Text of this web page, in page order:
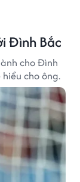
Đình Bắc
cho Đình
cho ông.